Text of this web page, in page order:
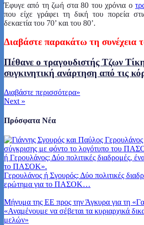
Έφυγε από τη ζωή στα 80 του χρόνια ο
που είχε γράφει τη δική του πορεία
δεκαετία του 70’ και του 80’.
Διαβάστε παρακάτω τη συνέχεια
Πέθανε ο τραγουδιστής Τζων
συγκινητική ανάρτηση από τις
Διαβάστε περισσότερα»
Next »
Πρόσφατα Νέα
Γερουλάνος ή Σγουρός; Δύο πολιτικές
ερώτημα για το ΠΑΣΟΚ…
Μήνυμα της ΕΕ προς την Άγκυρα για τη
«Αναμένουμε να σέβεται τα κυριαρχικά
μελών»